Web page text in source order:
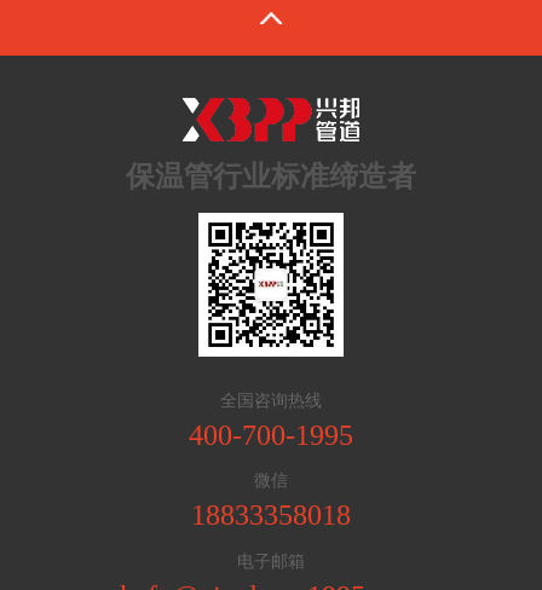
保温管行业标准缔造者
全国咨询热线
400-700-1995
微信
18833358018
电子邮箱